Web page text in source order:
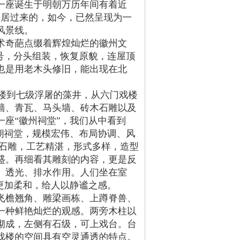
诞生于明朝万历年间有着近
过来的，如今，已然呈现为一
线。
葩点缀着辉煌灿烂的徽州文
分头组装，恢复原貌，连屋顶
是用老木头修旧，能出现在北
到七级浮屠的藻井，从六门戏楼
青瓦、马头墙、砖木石雕以及
“徽州祠堂”，我们从中看到
祠堂，规模宏伟、布局协调、风
雕，工艺精湛，形式多样，造型
再细看其雕刻的内容，更是反
透光、排水作用。人们坐在室
柔和，给人以静谧之感。
翘角、雕梁画栋、上蹲脊兽、
鲜艳灿烂的观感。两旁木柱以
，左侧有石级，可上戏台。台
的空间具有空灵通透的特点。